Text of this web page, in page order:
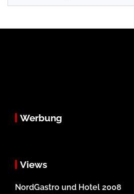
Werbung
Views
NordGastro und Hotel 2008